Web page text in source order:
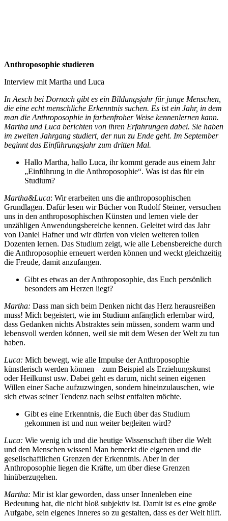
Anthroposophie studieren
Interview mit Martha und Luca
In Aesch bei Dornach gibt es ein Bildungsjahr für junge Menschen,
die eine echt menschliche Erkenntnis suchen. Es ist ein Jahr, in dem
man die Anthroposophie in farbenfroher Weise kennenlernen kann.
Martha und Luca berichten von ihren Erfahrungen dabei. Sie haben
im zweiten Jahrgang studiert, der nun zu Ende geht. Im September
beginnt das Einführungsjahr zum dritten Mal.
Hallo Martha, hallo Luca, ihr kommt gerade aus einem Jahr
„Einführung in die Anthroposophie“. Was ist das für ein
Studium?
Martha&Luca: Wir erarbeiten uns die anthroposophischen
Grundlagen. Dafür lesen wir Bücher von Rudolf Steiner, versuchen
uns in den anthroposophischen Künsten und lernen viele der
unzähligen Anwendungsbereiche kennen. Geleitet wird das Jahr
von Daniel Hafner und wir dürfen von vielen weiteren tollen
Dozenten lernen. Das Studium zeigt, wie alle Lebensbereiche durch
die Anthroposophie erneuert werden können und weckt gleichzeitig
die Freude, damit anzufangen.
Gibt es etwas an der Anthroposophie, das Euch persönlich
besonders am Herzen liegt?
Martha: Dass man sich beim Denken nicht das Herz herausreißen
muss! Mich begeistert, wie im Studium anfänglich erlernbar wird,
dass Gedanken nichts Abstraktes sein müssen, sondern warm und
lebensvoll werden können, weil sie mit dem Wesen der Welt zu tun
haben.
Luca: Mich bewegt, wie alle Impulse der Anthroposophie
künstlerisch werden können – zum Beispiel als Erziehungskunst
oder Heilkunst usw. Dabei geht es darum, nicht seinen eigenen
Willen einer Sache aufzuzwingen, sondern hineinzulauschen, wie
sich etwas seiner Tendenz nach selbst entfalten möchte.
Gibt es eine Erkenntnis, die Euch über das Studium
gekommen ist und nun weiter begleiten wird?
Luca: Wie wenig ich und die heutige Wissenschaft über die Welt
und den Menschen wissen! Man bemerkt die eigenen und die
gesellschaftlichen Grenzen der Erkenntnis. Aber in der
Anthroposophie liegen die Kräfte, um über diese Grenzen
hinüberzugehen.
Martha: Mir ist klar geworden, dass unser Innenleben eine
Bedeutung hat, die nicht bloß subjektiv ist. Damit ist es eine große
Aufgabe, sein eigenes Inneres so zu gestalten, dass es der Welt hilft.